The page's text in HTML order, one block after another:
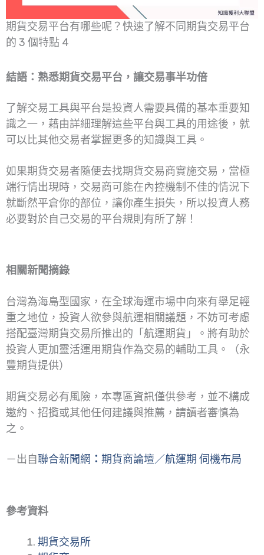
期貨交易平台有哪些呢？快速了解不同期貨交易平台
的 3 個特點 4
結語：熟悉期貨交易平台，讓交易事半功倍
了解交易工具與平台是投資人需要具備的基本重要知
識之一，藉由詳細理解這些平台與工具的用途後，就
可以比其他交易者掌握更多的知識與工具。
如果期貨交易者隨便去找期貨交易商實施交易，當極
端行情出現時，交易商可能在內控機制不佳的情況下
就斷然平倉你的部位，讓你產生損失，所以投資人務
必要對於自己交易的平台規則有所了解！
相關新聞摘錄
台灣為海島型國家，在全球海運市場中向來有舉足輕
重之地位，投資人欲參與航運相關議題，不妨可考慮
搭配臺灣期貨交易所推出的「航運期貨」。將有助於
投資人更加靈活運用期貨作為交易的輔助工具。（永
豐期貨提供）
期貨交易必有風險，本專區資訊僅供參考，並不構成
邀約、招攬或其他任何建議與推薦，請讀者審慎為
之。
－出自聯合新聞網 ： 期貨商論壇／航運期 伺機布局
參考資料
期貨交易所